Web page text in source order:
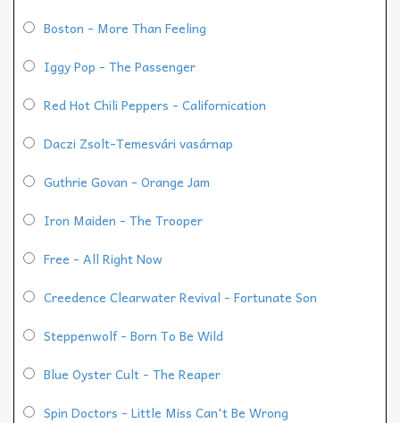
Boston - More Than Feeling
Iggy Pop - The Passenger
Red Hot Chili Peppers - Californication
Daczi Zsolt-Temesvári vasárnap
Guthrie Govan - Orange Jam
Iron Maiden - The Trooper
Free - All Right Now
Creedence Clearwater Revival - Fortunate Son
Steppenwolf - Born To Be Wild
Blue Oyster Cult - The Reaper
Spin Doctors - Little Miss Can't Be Wrong